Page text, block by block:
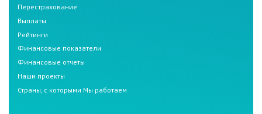
Перестрахование
Выплаты
Рейтинги
Финансовые показатели
Финансовые отчеты
Наши проекты
Страны, с которыми Мы работаем